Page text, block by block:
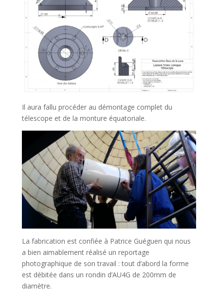
Il aura fallu procéder au démontage complet du
télescope et de la monture équatoriale.
La fabrication est confiée à Patrice Guéguen qui nous
a bien aimablement réalisé un reportage
photographique de son travail : tout d’abord la forme
est débitée dans un rondin d’AU4G de 200mm de
diamètre.